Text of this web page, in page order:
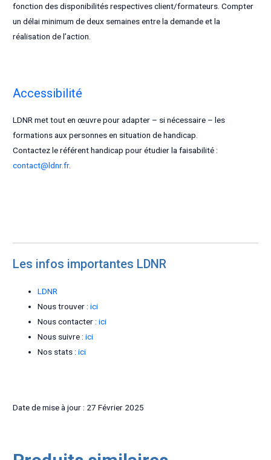
fonction des disponibilités respectives client/formateurs. Compter
un délai minimum de deux semaines entre la demande et la
réalisation de l’action.
Accessibilité
LDNR met tout en œuvre pour adapter – si nécessaire – les
formations aux personnes en situation de handicap.
Contactez le référent handicap pour étudier la faisabilité :
contact@ldnr.fr.
Les infos importantes LDNR
LDNR
Nous trouver :ici
Nous contacter :ici
Nous suivre :ici
Nos stats :ici
Date de mise à jour : 27 Février 2025